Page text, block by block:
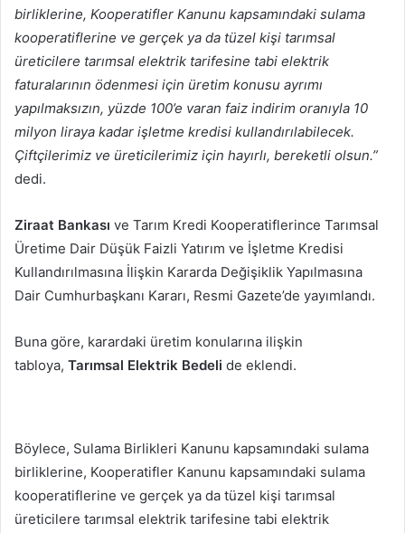
birliklerine, Kooperatifler Kanunu kapsamındaki sulama
kooperatiflerine ve gerçek ya da tüzel kişi tarımsal
üreticilere tarımsal elektrik tarifesine tabi elektrik
faturalarının ödenmesi için üretim konusu ayrımı
yapılmaksızın, yüzde 100’e varan faiz indirim oranıyla 10
milyon liraya kadar işletme kredisi kullandırılabilecek.
Çiftçilerimiz ve üreticilerimiz için hayırlı, bereketli olsun.”
dedi.
Ziraat Bankası ve Tarım Kredi Kooperatiflerince Tarımsal
Üretime Dair Düşük Faizli Yatırım ve İşletme Kredisi
Kullandırılmasına İlişkin Kararda Değişiklik Yapılmasına
Dair Cumhurbaşkanı Kararı, Resmi Gazete’de yayımlandı.
Buna göre, karardaki üretim konularına ilişkin
tabloya, Tarımsal Elektrik Bedeli de eklendi.
Böylece, Sulama Birlikleri Kanunu kapsamındaki sulama
birliklerine, Kooperatifler Kanunu kapsamındaki sulama
kooperatiflerine ve gerçek ya da tüzel kişi tarımsal
üreticilere tarımsal elektrik tarifesine tabi elektrik